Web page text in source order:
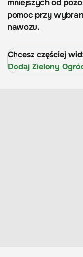
mniejszych od
pomoc przy
nawozu.
Chcesz częściej
Dodaj Zielony